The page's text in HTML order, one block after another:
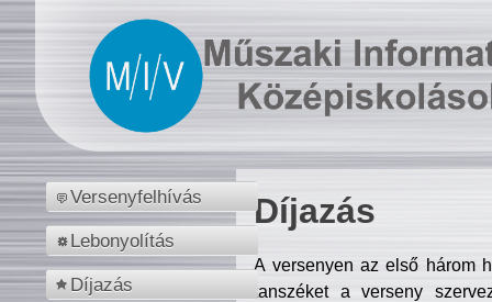
Versenyfelhívás
Lebonyolítás
Díjazás
Díjazás
A versenyen az első három
tanszéket a verseny